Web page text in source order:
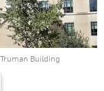
Building